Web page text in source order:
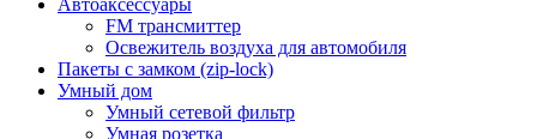
Автоаксессуары
FM трансмиттер
Освежитель воздуха для автомобиля
Пакеты с замком (zip-lock)
Умный дом
Умный сетевой фильтр
Умная розетка